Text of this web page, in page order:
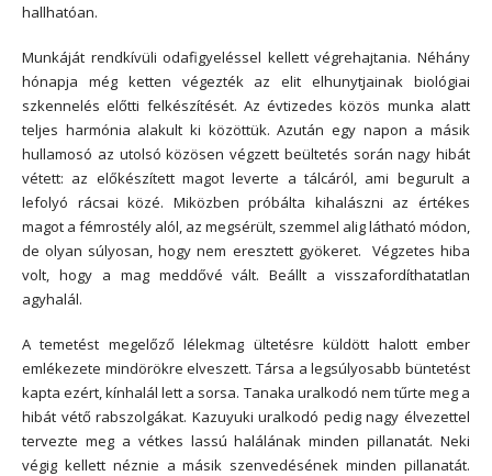
hallhatóan.
Munkáját rendkívüli odafigyeléssel kellett végrehajtania. Néhány
hónapja még ketten végezték az elit elhunytjainak biológiai
szkennelés előtti felkészítését. Az évtizedes közös munka alatt
teljes harmónia alakult ki közöttük. Azután egy napon a másik
hullamosó az utolsó közösen végzett beültetés során nagy hibát
vétett: az előkészített magot leverte a tálcáról, ami begurult a
lefolyó rácsai közé. Miközben próbálta kihalászni az értékes
magot a fémrostély alól, az megsérült, szemmel alig látható módon,
de olyan súlyosan, hogy nem eresztett gyökeret. Végzetes hiba
volt, hogy a mag meddővé vált. Beállt a visszafordíthatatlan
agyhalál.
A temetést megelőző lélekmag ültetésre küldött halott ember
emlékezete mindörökre elveszett. Társa a legsúlyosabb büntetést
kapta ezért, kínhalál lett a sorsa. Tanaka uralkodó nem tűrte meg a
hibát vétő rabszolgákat. Kazuyuki uralkodó pedig nagy élvezettel
tervezte meg a vétkes lassú halálának minden pillanatát. Neki
végig kellett néznie a másik szenvedésének minden pillanatát.